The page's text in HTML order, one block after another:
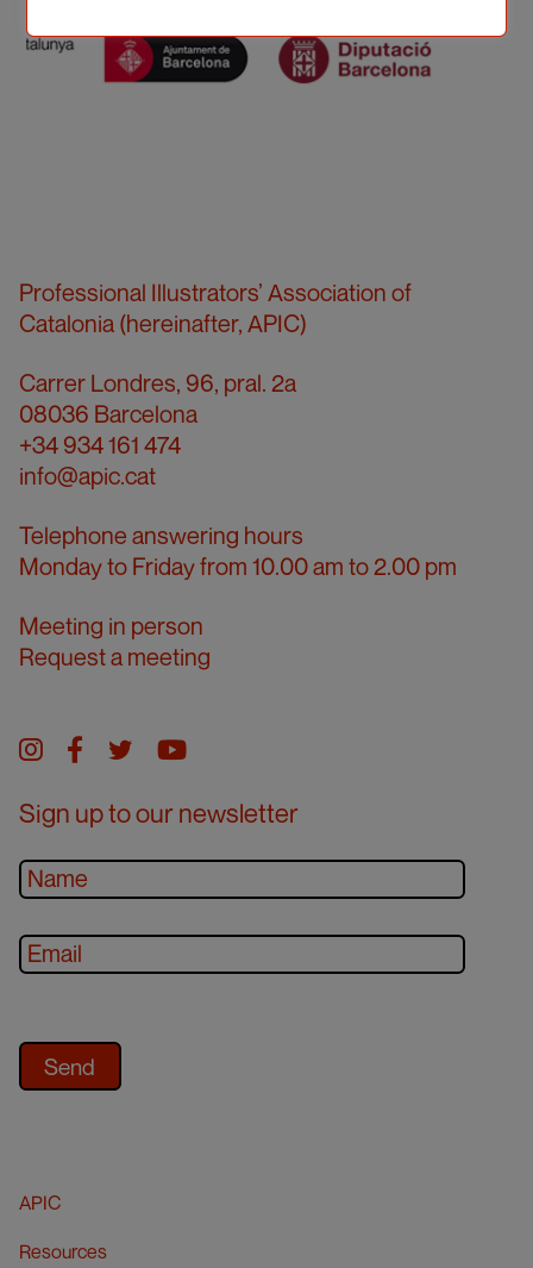
Professional Illustrators’ Association of
Catalonia (hereinafter, APIC)
Carrer Londres, 96, pral. 2a
08036 Barcelona
+34 934 161 474
info@apic.cat
Telephone answering hours
Monday to Friday from 10.00 am to 2.00 pm
Meeting in person
Request a meeting
Instagram
facebook
twitteryoutube
Sign up to our newsletter
APIC
Resources